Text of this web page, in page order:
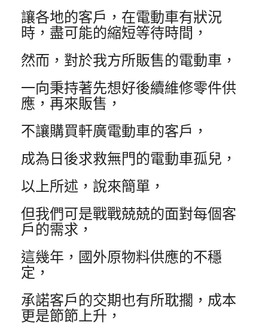
讓各地的客戶，在電動車有狀況
時，盡可能的縮短等待時間，
然而，對於我方所販售的電動車，
一向秉持著先想好後續維修零件供
應，再來販售，
不讓購買軒廣電動車的客戶，
成為日後求救無門的電動車孤兒，
以上所述，說來簡單，
但我們可是戰戰兢兢的面對每個客
戶的需求，
這幾年，國外原物料供應的不穩
定，
承諾客戶的交期也有所耽擱，成本
更是節節上升，